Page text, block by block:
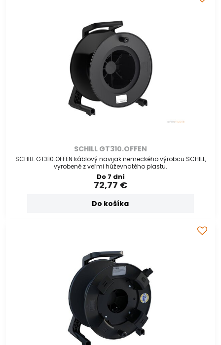
SCHILL GT310.OFFEN
SCHILL GT310.OFFEN káblový navijak nemeckého výrobcu SCHILL,
vyrobené z veľmi húževnatého plastu.
Do 7 dní
72,77 €
Do košíka